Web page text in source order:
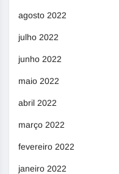
agosto 2022
julho 2022
junho 2022
maio 2022
abril 2022
março 2022
fevereiro 2022
janeiro 2022